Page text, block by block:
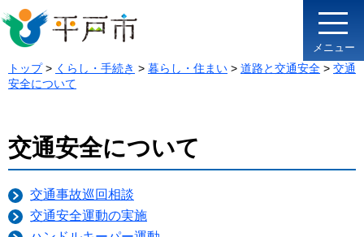
メニュー
トップ> くらし・手続き > 暮らし・住まい > 道路と交通安全 > 交通
安全について
交通安全について
交通事故巡回相談
交通安全運動の実施